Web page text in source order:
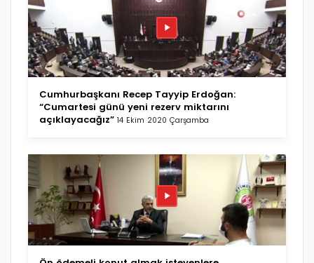
Cumhurbaşkanı Recep Tayyip Erdoğan:
“Cumartesi günü yeni rezerv miktarını
açıklayacağız” 14 Ekim 2020 Çarşamba